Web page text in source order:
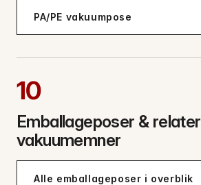
PA/PE vakuumpose
10
Emballageposer &
vakuumemner
Alle emballageposer i overblik